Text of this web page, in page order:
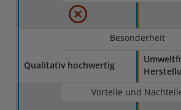
Besonderheit
Qualitativ hochwertig
Vorteile und